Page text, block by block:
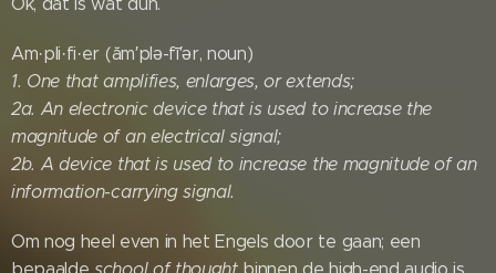
Am·pli·fi·er (ăm′plə-fī′ər, noun)
1. One that amplifies, enlarges, or extends;
2a. An electronic device that is used to increase the
magnitude of an electrical signal;
2b. A device that is used to increase the magnitude of an
information-carrying signal.
Om nog heel even in het Engels door te gaan; een